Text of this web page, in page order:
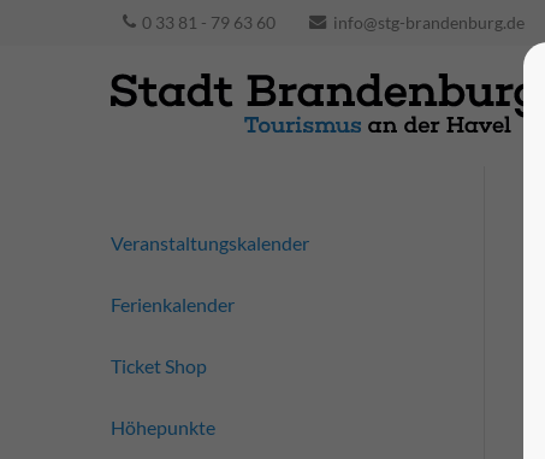
0 33 81 - 79 63 60 info@stg-brandenburg.de
Veranstaltungskalender
Ferienkalender
Ticket Shop
Höhepunkte